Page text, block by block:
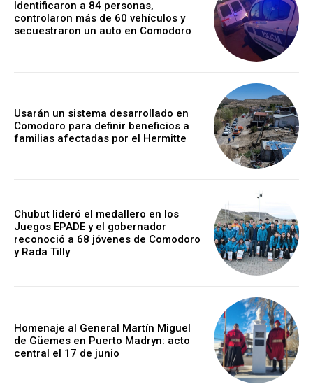
Identificaron a 84 personas,
controlaron más de 60 vehículos y
secuestraron un auto en Comodoro
Usarán un sistema desarrollado en
Comodoro para definir beneficios a
familias afectadas por el Hermitte
Chubut lideró el medallero en los
Juegos EPADE y el gobernador
reconoció a 68 jóvenes de Comodoro
y Rada Tilly
Homenaje al General Martín Miguel
de Güemes en Puerto Madryn: acto
central el 17 de junio